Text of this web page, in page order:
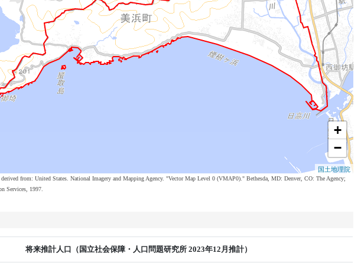
+
−
国土地理院
derived from: United States. National Imagery and Mapping Agency. "Vector Map Level 0 (VMAP0)." Bethesda, MD: Denver, CO: The Agency;
Services, 1997.
将来推計人口（国立社会保障・人口問題研究所 2023年12月推計）